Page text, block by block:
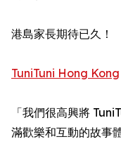
港島家長期待已久！
TuniTuni Hong Kong
「我們很高興將
滿歡樂和互動的故事